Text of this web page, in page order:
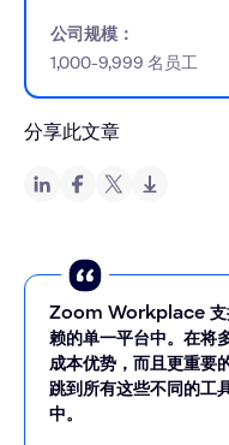
公司规模：
1,000-9,999 名员工
分享此文章
Zoom Workplace 支
赖的单一平台中。在将
成本优势，而且更重要
跳到所有这些不同的工
中。